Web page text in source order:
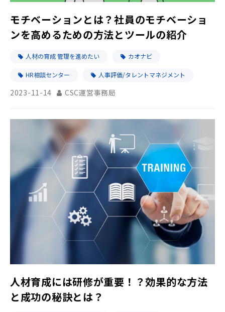
モチベーションとは？社員のモチベーショ
ンを高めるための方法とツールの紹介
人材の育成 管理を進めたい カオナビ
HR相談センター 人事評価/タレントマネジメント
2023-11-14 CSC運営事務局
人材育成には研修が重要！？効果的な方法
と成功の秘訣とは？